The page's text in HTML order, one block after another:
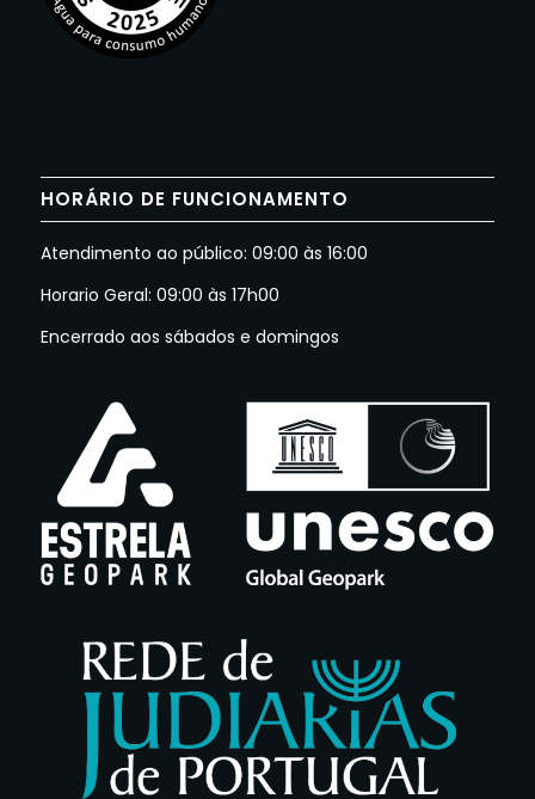
HORÁRIO DE FUNCIONAMENTO
Atendimento ao público: 09:00 às 16:00
Horario Geral: 09:00 às 17h00
Encerrado aos sábados e domingos